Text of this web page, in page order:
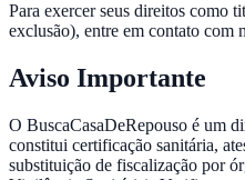
Para exercer seus direitos como
exclusão), entre em contato com
Aviso Importante
O BuscaCasaDeRepouso é um
constitui certificação sanitária,
substituição de fiscalização por